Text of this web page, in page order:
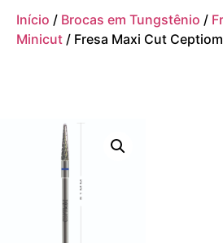
Início / Brocas em Tungstênio /
Minicut / Fresa Maxi Cut